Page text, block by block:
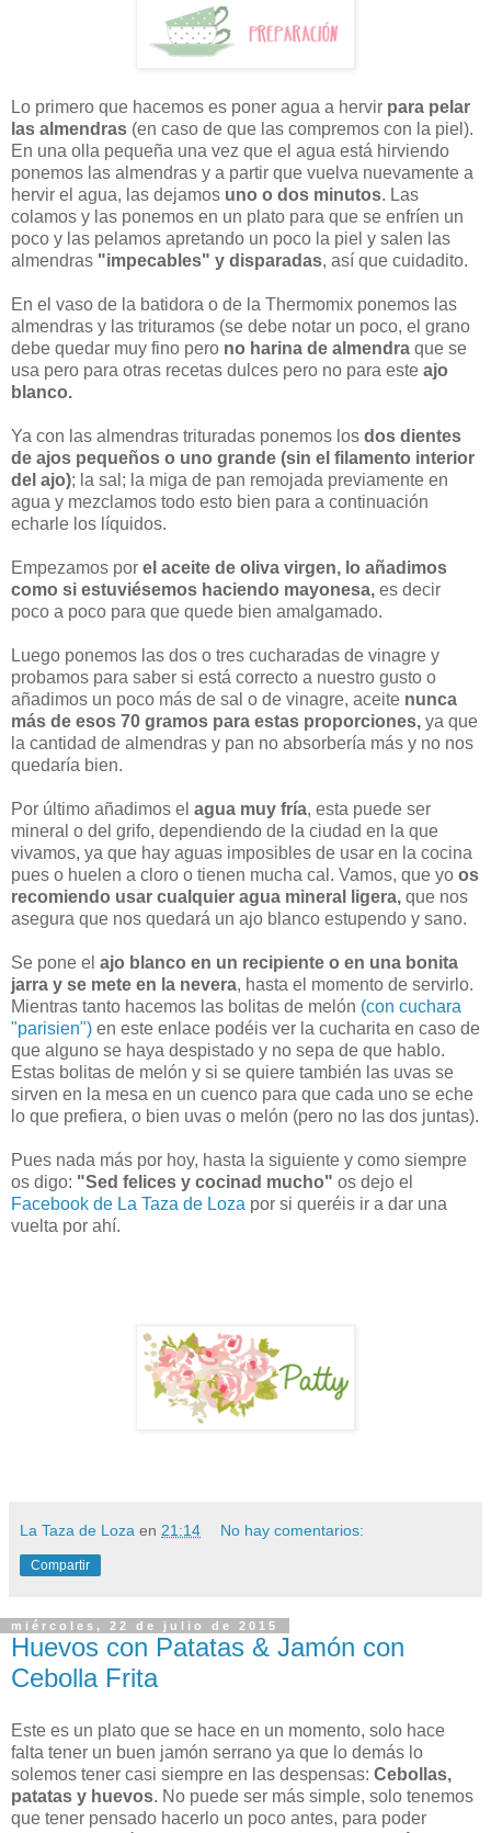
Lo primero que hacemos es poner agua a hervir para pelar
las almendras (en caso de que las compremos con la piel).
En una olla pequeña una vez que el agua está hirviendo
ponemos las almendras y a partir que vuelva nuevamente a
hervir el agua, las dejamos uno o dos minutos. Las
colamos y las ponemos en un plato para que se enfríen un
poco y las pelamos apretando un poco la piel y salen las
almendras "impecables" y disparadas, así que cuidadito.
En el vaso de la batidora o de la Thermomix ponemos las
almendras y las trituramos (se debe notar un poco, el grano
debe quedar muy fino pero no harina de almendra que se
usa pero para otras recetas dulces pero no para este ajo
blanco.
Ya con las almendras trituradas ponemos los dos dientes
de ajos pequeños o uno grande (sin el filamento interior
del ajo); la sal; la miga de pan remojada previamente en
agua y mezclamos todo esto bien para a continuación
echarle los líquidos.
Empezamos por el aceite de oliva virgen, lo añadimos
como si estuviésemos haciendo mayonesa, es decir
poco a poco para que quede bien amalgamado.
Luego ponemos las dos o tres cucharadas de vinagre y
probamos para saber si está correcto a nuestro gusto o
añadimos un poco más de sal o de vinagre, aceite nunca
más de esos 70 gramos para estas proporciones, ya que
la cantidad de almendras y pan no absorbería más y no nos
quedaría bien.
Por último añadimos el agua muy fría, esta puede ser
mineral o del grifo, dependiendo de la ciudad en la que
vivamos, ya que hay aguas imposibles de usar en la cocina
pues o huelen a cloro o tienen mucha cal. Vamos, que yo os
recomiendo usar cualquier agua mineral ligera, que nos
asegura que nos quedará un ajo blanco estupendo y sano.
Se pone el ajo blanco en un recipiente o en una bonita
jarra y se mete en la nevera, hasta el momento de servirlo.
Mientras tanto hacemos las bolitas de melón (con cuchara
"parisien") en este enlace podéis ver la cucharita en caso de
que alguno se haya despistado y no sepa de que hablo.
Estas bolitas de melón y si se quiere también las uvas se
sirven en la mesa en un cuenco para que cada uno se eche
lo que prefiera, o bien uvas o melón (pero no las dos juntas).
Pues nada más por hoy, hasta la siguiente y como siempre
os digo: "Sed felices y cocinad mucho" os dejo el
Facebook de La Taza de Loza por si queréis ir a dar una
vuelta por ahí.
La Taza de Loza en 21:14 No hay comentarios:
Compartir
miércoles, 22 de julio de 2015
Huevos con Patatas & Jamón con
Cebolla Frita
Este es un plato que se hace en un momento, solo hace
falta tener un buen jamón serrano ya que lo demás lo
solemos tener casi siempre en las despensas: Cebollas,
patatas y huevos. No puede ser más simple, solo tenemos
que tener pensado hacerlo un poco antes, para poder